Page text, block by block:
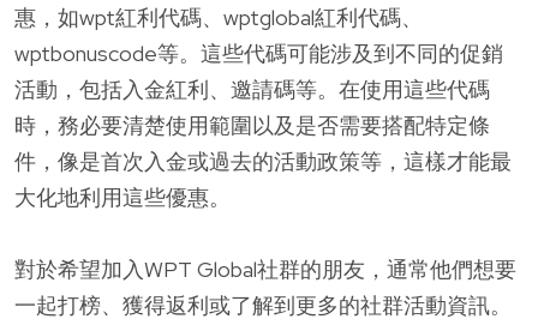
惠，如wpt紅利代碼、wptglobal紅利代碼、
wptbonuscode等。這些代碼可能涉及到不同的促銷
活動，包括入金紅利、邀請碼等。在使用這些代碼
時，務必要清楚使用範圍以及是否需要搭配特定條
件，像是首次入金或過去的活動政策等，這樣才能最
大化地利用這些優惠。
對於希望加入WPT Global社群的朋友，通常他們想要
一起打榜、獲得返利或了解到更多的社群活動資訊。